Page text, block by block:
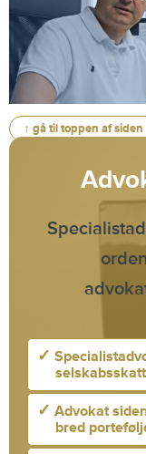
↑ gå til toppen af siden
✓
✓ Advokat
bred